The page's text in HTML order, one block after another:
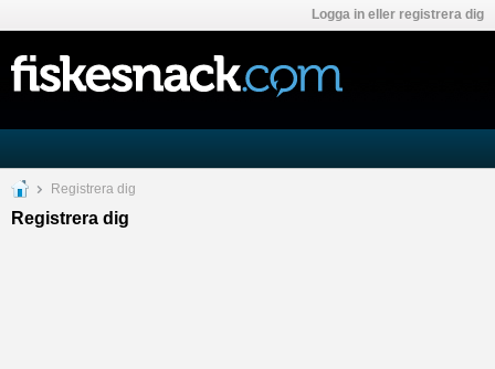
Logga in eller registrera dig
Registrera dig
Registrera dig